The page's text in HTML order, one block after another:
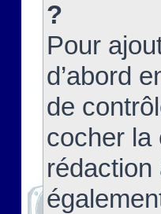
?
Pour
d’abord
de
cocher la
rédaction